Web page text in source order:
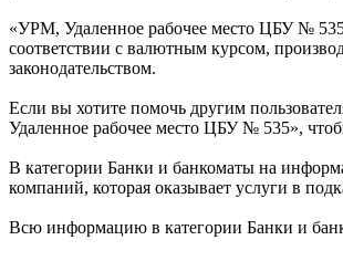
«УРМ, Удаленное рабочее место ЦБУ №
соответствии с валютным курсом,
законодательством.
Если вы хотите помочь другим
Удаленное рабочее место ЦБУ № 535»,
В категории Банки и банкоматы на
компаний, которая оказывает услуги в
Всю информацию в категории Банки и